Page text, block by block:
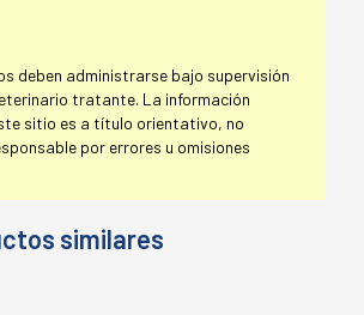
deben administrarse bajo supervisión
tratante. La información
sitio es a título orientativo, no
por errores u omisiones
similares